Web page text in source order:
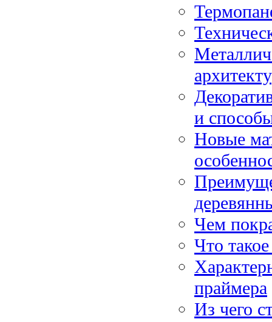
и
Новые
Чем
Что
праймера
Из чего